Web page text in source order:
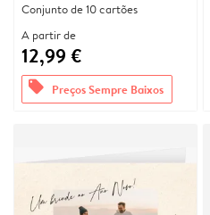
Conjunto de 10 cartões
A partir de
12,99 €
offers Preços Sempre Baixos